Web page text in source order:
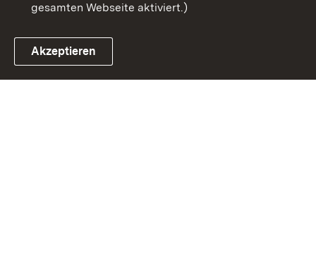
Link zum Landesportal
gesamten Webseite aktiviert.)
Akzeptieren